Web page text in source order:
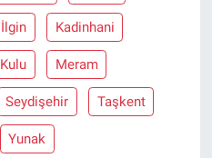
İlgin Kadinhani
Kulu Meram
Seydişehir Taşkent
Yunak